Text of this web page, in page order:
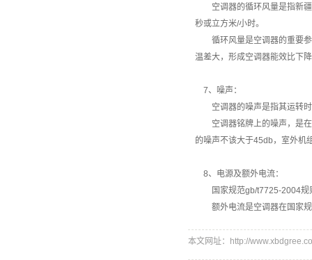
空调器的循环风量是指新
秒或立方米/小时。
循环风量是空调器的重要参
温差大，形成空调器能效比下
7、噪声：
空调器的噪声是指其运转时
空调器铭牌上的噪声，是在
的噪声不该大于45db，室外机
8、电源及额外电流：
国家规范gb/t7725-2004规则
额外电流是空调器在国家规
本文网址：http://